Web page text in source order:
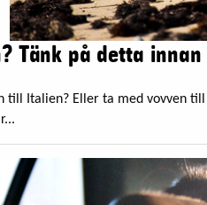
Tänk på detta innan
till Italien? Eller ta med vovven